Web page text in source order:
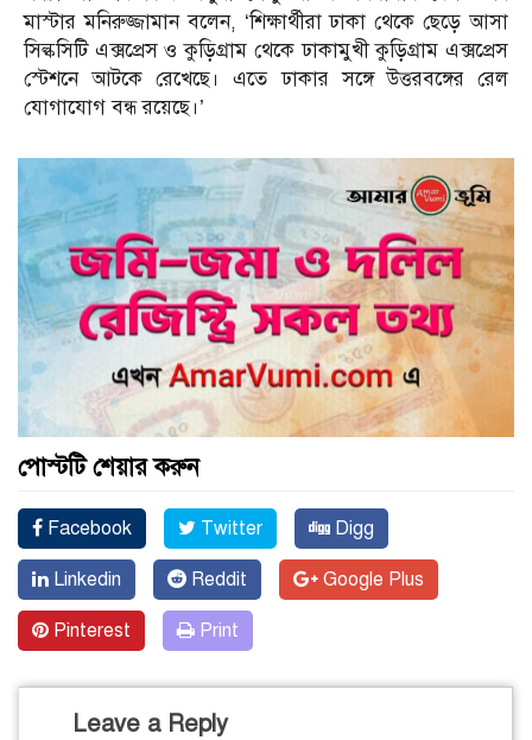
মাস্টার মনিরুজ্জামান বলেন, ‘শিক্ষার্থীরা ঢাকা থেকে ছেড়ে আসা
সিল্কসিটি এক্সপ্রেস ও কুড়িগ্রাম থেকে ঢাকামুখী কুড়িগ্রাম এক্সপ্রেস
স্টেশনে আটকে রেখেছে। এতে ঢাকার সঙ্গে উত্তরবঙ্গের রেল
যোগাযোগ বন্ধ রয়েছে।’
পোস্টটি শেয়ার করুন
Facebook Twitter Digg
Linkedin Reddit Google Plus
Pinterest Print
Leave a Reply